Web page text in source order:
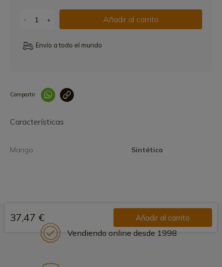
- + Añadir al carrito
Envío a todo el mundo
Compartir
Características
Mango Sintético
37,47 € Añadir al carrito
Vendiendo online desde 1998